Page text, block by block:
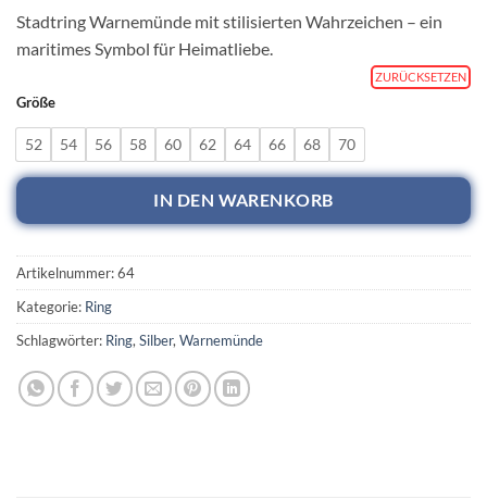
Stadtring Warnemünde mit stilisierten Wahrzeichen – ein
maritimes Symbol für Heimatliebe.
Größe
52 54 56 58 60 62 64 66 68 70
ZURÜCKSETZEN
IN DEN WARENKORB
Artikelnummer:64
Kategorie: Ring
Schlagwörter: Ring, Silber, Warnemünde